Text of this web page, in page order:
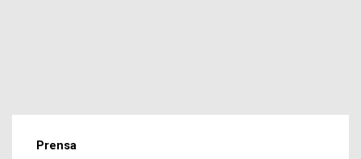
Prensa